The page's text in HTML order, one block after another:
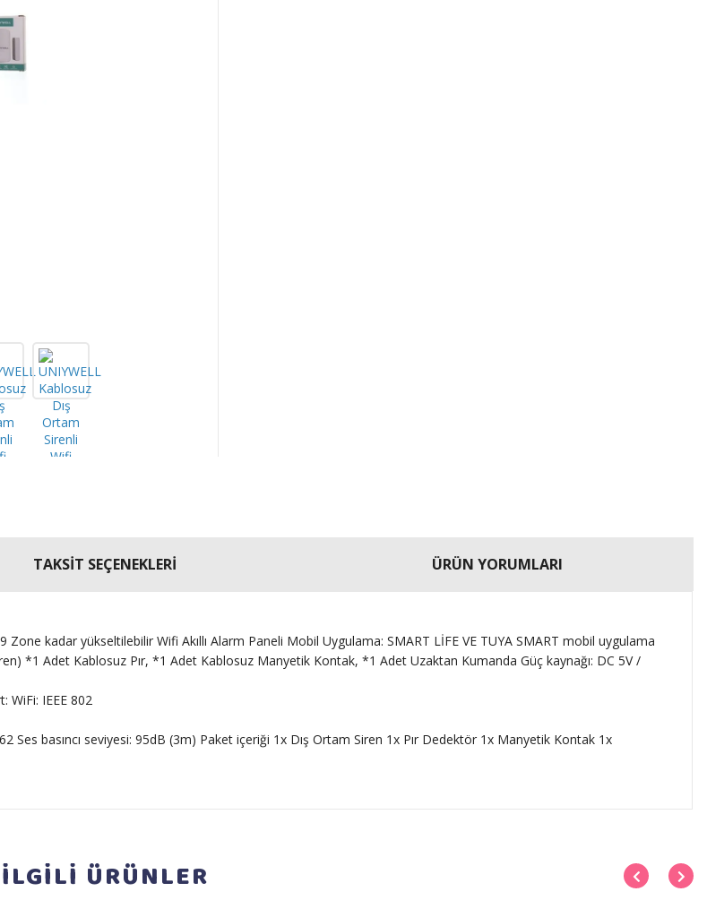
TAKSİT SEÇENEKLERİ ÜRÜN YORUMLARI
Zone kadar yükseltilebilir Wifi Akıllı Alarm Paneli Mobil Uygulama: SMART LİFE VE TUYA SMART mobil uygulama
*1 Adet Kablosuz Pır, *1 Adet Kablosuz Manyetik Kontak, *1 Adet Uzaktan Kumanda Güç kaynağı: DC 5V /
WiFi: IEEE 802
basıncı seviyesi: 95dB (3m) Paket içeriği 1x Dış Ortam Siren 1x Pır Dedektör 1x Manyetik Kontak 1x
İLGİLİ ÜRÜNLER